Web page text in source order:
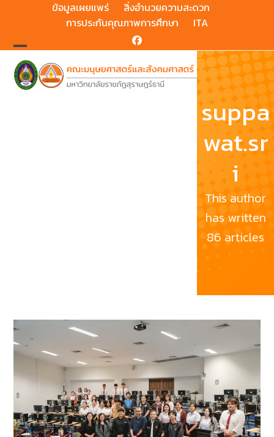
ข้อมูลเผยแพร่
สิ่งอำนวยความสะดวก
การประกันคุณภาพการศึกษา
ITA
Facebook
Open
mobile
Close
mobile
suppa
wat.sr
i
This author
has written
86 articles